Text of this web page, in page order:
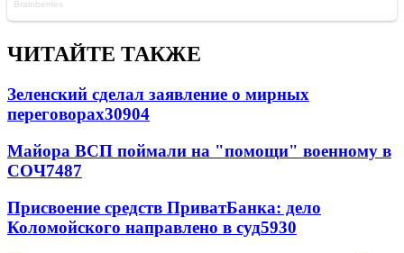
ЧИТАЙТЕ ТАКЖЕ
Зеленский сделал заявление о мирных
переговорах30904
Майора ВСП поймали на "помощи" военному в
СОЧ7487
Присвоение средств ПриватБанка: дело
Коломойского направлено в суд5930